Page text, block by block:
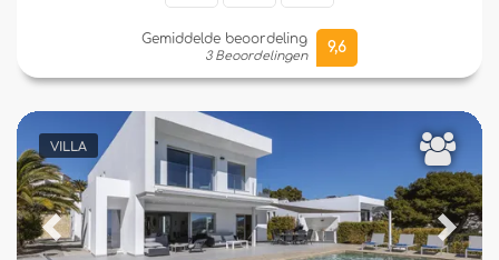
Gemiddelde beoordeling
3 Beoordelingen
9,6
VILLA
Previous Next